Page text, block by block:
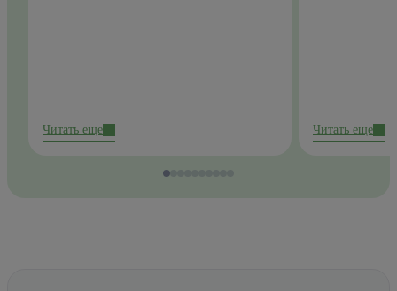
Читать еще Читать еще